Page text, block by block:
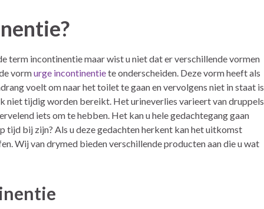
term incontinentie maar wist u niet dat er verschillende vormen
vormurge incontinentiete onderscheiden. Deze vorm heeft als
voelt om naar het toilet te gaan en vervolgens niet in staat is
niet tijdig worden bereikt. Het urineverlies varieert van druppels
iets om te hebben. Het kan u hele gedachtegang gaan
tijd bij zijn? Als u deze gedachten herkent kan het uitkomst
Wij van drymed bieden verschillende producten aan die u wat